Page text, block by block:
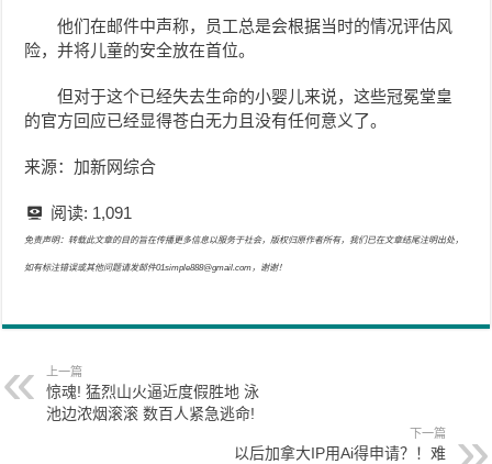
他们在邮件中声称，员工总是会根据当时的情况评估风
险，并将儿童的安全放在首位。
但对于这个已经失去生命的小婴儿来说，这些冠冕堂皇
的官方回应已经显得苍白无力且没有任何意义了。
来源：加新网综合
阅读: 1,091
免责声明：转载此文章的目的旨在传播更多信息以服务于社会，版权归原作者所有，我们已在文章结尾注明出处，
如有标注错误或其他问题请发邮件01simple888@gmail.com，谢谢！
上一篇
惊魂! 猛烈山火逼近度假胜地 泳
池边浓烟滚滚 数百人紧急逃命!
下一篇
以后加拿大IP用Ai得申请？！难